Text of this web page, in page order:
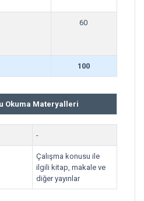
60
100
Okuma Materyalleri
-
Çalışma konusu ile
ilgili kitap, makale ve
diğer yayınlar